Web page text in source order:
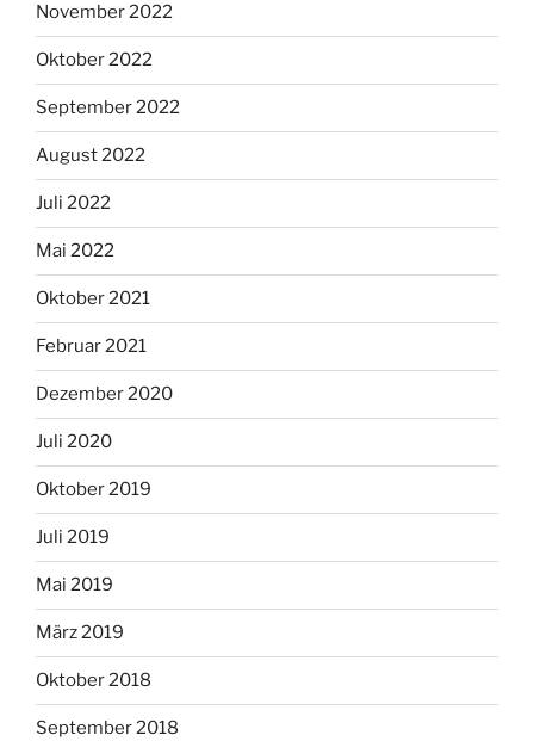
November 2022
Oktober 2022
September 2022
August 2022
Juli 2022
Mai 2022
Oktober 2021
Februar 2021
Dezember 2020
Juli 2020
Oktober 2019
Juli 2019
Mai 2019
März 2019
Oktober 2018
September 2018